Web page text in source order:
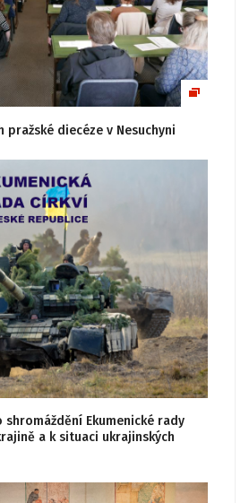
pražské diecéze v Nesuchyni
shromáždění Ekumenické rady
a k situaci ukrajinských